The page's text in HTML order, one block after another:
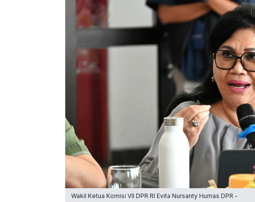
Wakil Ketua Komisi VII DPR RI Evita Nursanty Humas DPR -